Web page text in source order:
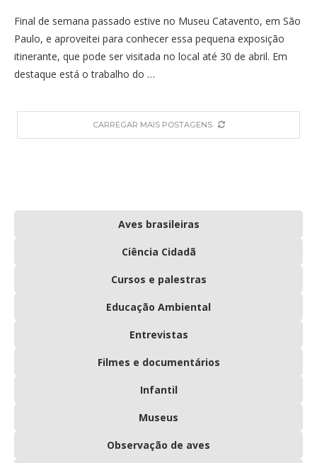
Final de semana passado estive no Museu Catavento, em São
Paulo, e aproveitei para conhecer essa pequena exposição
itinerante, que pode ser visitada no local até 30 de abril. Em
destaque está o trabalho do …
CARREGAR MAIS POSTAGENS
Aves brasileiras
Ciência Cidadã
Cursos e palestras
Educação Ambiental
Entrevistas
Filmes e documentários
Infantil
Museus
Observação de aves